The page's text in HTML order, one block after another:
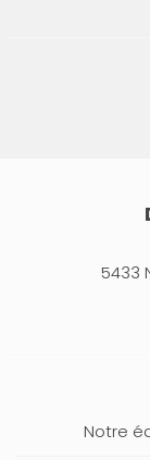
5433
Notre